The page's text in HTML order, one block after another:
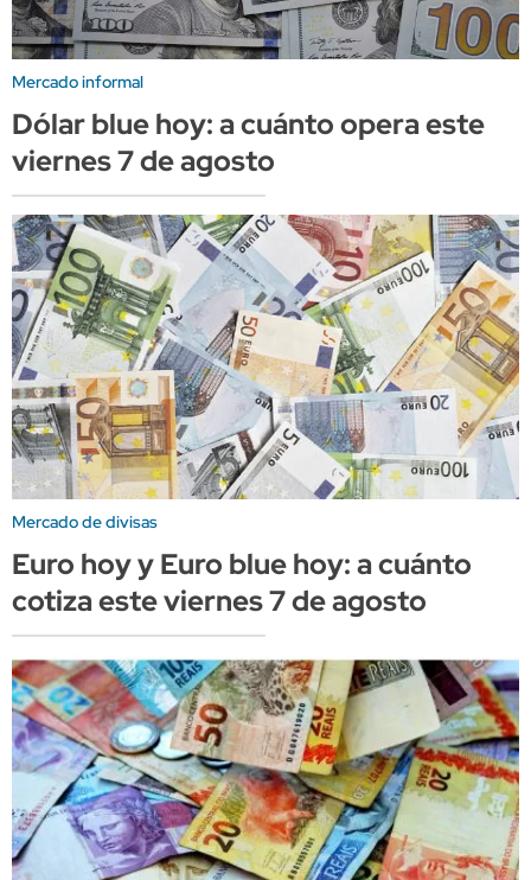
Mercado informal
Dólar blue hoy: a cuánto opera este
viernes 7 de agosto
Mercado de divisas
Euro hoy y Euro blue hoy: a cuánto
cotiza este viernes 7 de agosto